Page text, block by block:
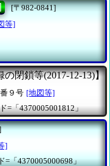
[〒982-0841]
等]
の閉鎖等(2017-12-13)】
９号 [地図等]
=「4370005001812」
]
=「4370005000698」